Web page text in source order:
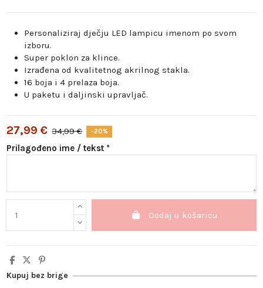
Personaliziraj dječju LED lampicu imenom po svom
izboru.
Super poklon za klince.
Izrađena od kvalitetnog akrilnog stakla.
16 boja i 4 prelaza boja.
U paketu i daljinski upravljač.
27,99 € 34,99 € -20%
Prilagođeno ime / tekst *
Dodaj u košaricu
Kupuj bez brige